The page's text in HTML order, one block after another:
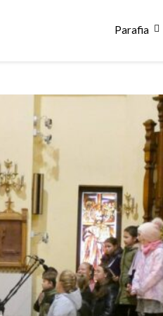
Parafia